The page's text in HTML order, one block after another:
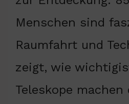
Menschen sind
Raumfahrt und
zeigt, wie
Teleskope machen